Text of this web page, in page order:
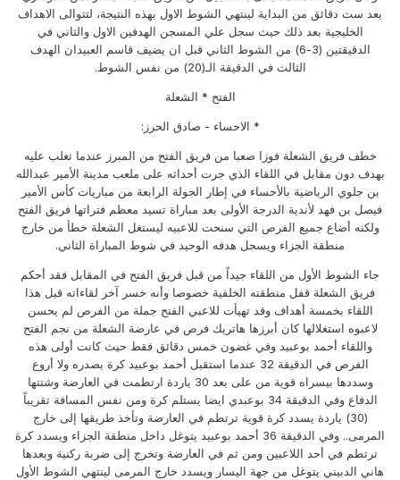
بعد ست دقائق من البداية لينتهي الشوط الاول بهذه النتيجة، لتتوالى الاهداف
الخليجية بعد ذلك حيث سجل علي المسجن الهدفين الاول والثاني في
الدقيقتين (3-6) من الشوط الثاني قبل ان يضيف قاسم العبيدان الهدف
الثالث في الدقيقة الـ(20) من نفس الشوط.
الفتح * الشعلة
* الاحساء - صادق الحرز:
خطف فريق الشعلة فوزا صعبا من فريق الفتح من المبرز عندما تغلب عليه
بهدف دون مقابل في اللقاء الذي جرت أحداثه على ملعب مدينة الأمير عبدالله
بن جلوي الرياضية بالأحساء في إطار الجولة الرابعة من مباريات كأس الأمير
فيصل بن فهد لأندية الدرجة الأولى بعد مباراة تسيد معظم فتراتها فريق الفتح
ولكنه أضاع جميع الفرص التي سنحت للاعبيه ليستغل الشعلة خطأ من خارج
منطقة الجزاء ويسجل هدفه الوحيد في شوط المباراة الثاني.
جاء الشوط الأول من اللقاء جيداً من قبل فريق الفتح في المقابل فقد أحكم
فريق الشعلة قفل منطقته الخلفية خصوصا وأنه خسر آخر لقاءاته قبل هذا
اللقاء بخمسة أهداف وقد تهيأت للاعبي الفتح جملة من الفرص لم يحسن
لاعبوه استغلالها كان أبرزها هاتريك فرص في عارضة الشعلة من نجم الفتح
واللقاء أحمد بوعبيد وفي غضون خمس دقائق فقط حيث كانت أولى هذه
الفرص في الدقيقة 32 عندما استقبل أحمد بوعبيد كرة بصدره ولا أروع
وسددها بيسراه قوية من على بعد 30 ياردة ارتطمت في العارضة وشتتها
الدفاع وفي الدقيقة 34 بوعبدي ايضا يستلم كرة ومن نفس المسافة تقريباً
(30) ياردة يسدد كرة قوية ترتطم في العارضة وتأخذ طريقها إلى خارج
المرمى.. وفي الدقيقة 36 أحمد بوعبيد يتوغل داخل منطقة الجزاء ويسدد كرة
ترتطم في أحد اللاعبين ومن ثم في العارضة وتخرج إلى ضربة ركنية وبعدها
هاني الدبيني يتوغل من جهة اليسار ويسدد خارج المرمى لينتهي الشوط الأول